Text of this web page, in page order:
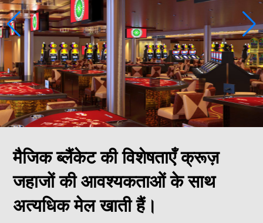
मैजिक ब्लैंकेट की विशेषताएँ क्रूज़
जहाजों की आवश्यकताओं के साथ
अत्यधिक मेल खाती हैं।